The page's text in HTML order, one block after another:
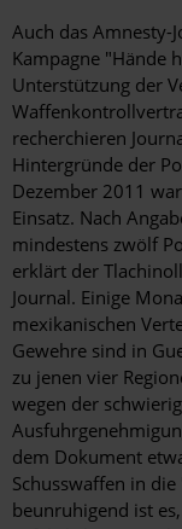
Auch das Amnesty-
Kampagne "Hände
Unterstützung der
recherchieren
Hintergründe der
Dezember 2011
Einsatz. Nach
mindestens zwölf
erklärt der
Journal. Einige
mexikanischen
Gewehre sind in
zu jenen vier
wegen der
dem Dokument
Schusswaffen in
beunruhigend ist